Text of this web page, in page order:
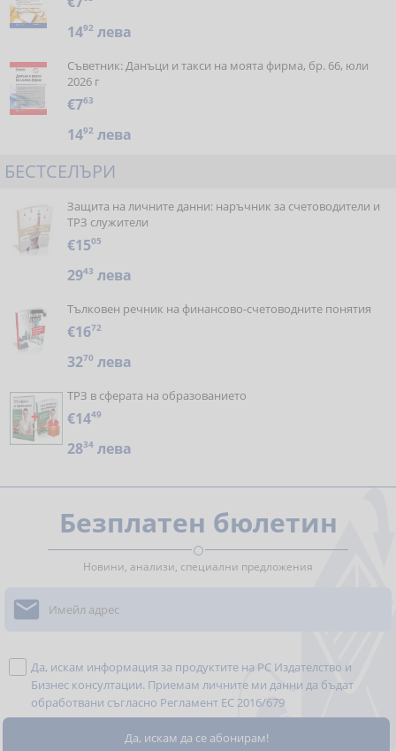
1492 лева
Съветник: Данъци и такси на моята фирма, бр. 66, юли
2026 г
€763
1492 лева
БЕСТСЕЛЪРИ
Защита на личните данни: наръчник за счетоводители и
ТРЗ служители
€1505
2943 лева
Тълковен речник на финансово-счетоводните понятия
€1672
3270 лева
ТРЗ в сферата на образованието
€1449
2834 лева
Безплатен бюлетин
Новини, анализи, специални предложения

Да, искам информация за продуктите на РС Издателство и
Бизнес консултации. Приемам личните ми данни да бъдат
обработвани съгласно Регламент ЕС 2016/679